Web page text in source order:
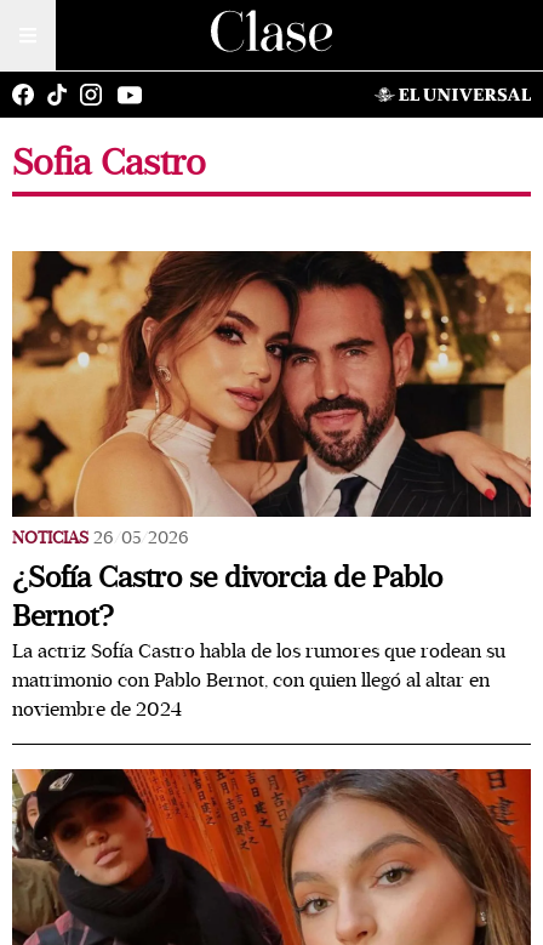
Sofia Castro
NOTICIAS 26/05/2026
¿Sofía Castro se divorcia de Pablo
Bernot?
La actriz Sofía Castro habla de los rumores que rodean su
matrimonio con Pablo Bernot, con quien llegó al altar en
noviembre de 2024